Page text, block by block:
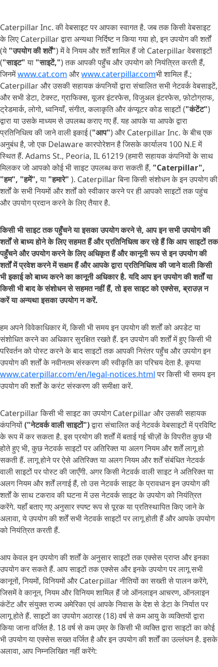
Caterpillar Inc. की वेबसाइट पर आपका स्वागत है. जब तक किसी वेबसाइट
के लिए Caterpillar द्वारा अन्यथा निर्दिष्ट न किया गया हो, इन उपयोग की शर्तों
(ये "उपयोग की शर्तें") में वे नियम और शर्तें शामिल हैं जो Caterpillar वेबसाइटों
("साइट"या "साइटें,") तक आपकी पहुँच और उपयोग को नियंत्रित करती हैं,
जिनमेंwww.cat.com औरwww.caterpillar.comभी शामिल हैं.;
Caterpillar और उसकी सहायक कंपनियों द्वारा संचालित सभी नेटवर्क वेबसाइटें,
और सभी डेटा, टेक्स्ट, ग्राफिक्स, यूजर इंटरफेस, विजुअल इंटरफेस, फ़ोटोग्राफ,
ट्रेडमार्क, लोगो, ध्वनियाँ, संगीत, कलाकृति और कंप्यूटर कोड साइटों ("कंटेंट")
द्वारा या उसके माध्यम से उपलब्ध कराए गए हैं. यह आपके या आपके द्वारा
प्रतिनिधित्व की जाने वाली इकाई ("आप") और Caterpillar Inc. के बीच एक
अनुबंध है, जो एक Delaware कारपोरेशन है जिसके कार्यालय 100 N.E में
स्थित हैं. Adams St., Peoria, IL 61219 (हमारी सहायक कंपनियों के साथ
मिलकर जो आपको कोई भी साइट उपलब्ध करा सकती हैं, "Caterpillar",
"हम", "हमें",या "हमारे" ). Caterpillar बिना किसी संशोधन के इन उपयोग की
शर्तों के सभी नियमों और शर्तों को स्वीकार करने पर ही आपको साइटों तक पहुंच
और उपयोग प्रदान करने के लिए तैयार है.
किसी भी साइट तक पहुँचने या इसका उपयोग करने से, आप इन सभी उपयोग की
शर्तों से बाध्य होने के लिए सहमत हैं और प्रतिनिधित्व कर रहे हैं कि आप साइटों तक
पहुँचने और उपयोग करने के लिए अधिकृत हैं और कानूनी रूप से इन उपयोग की
शर्तों में प्रवेश करने में सक्षम हैं और आपके द्वारा प्रतिनिधित्व की जाने वाली किसी
भी इकाई को बाध्य करने का कानूनी अधिकार है. यदि आप इन उपयोग की शर्तों या
किसी भी बाद के संशोधन से सहमत नहीं हैं, तो इस साइट को एक्सेस, ब्राउज़ न
करें या अन्यथा इसका उपयोग न करें.
हम अपने विवेकाधिकार में, किसी भी समय इन उपयोग की शर्तों को अपडेट या
संशोधित करने का अधिकार सुरक्षित रखते हैं. इन उपयोग की शर्तों में हुए किसी भी
परिवर्तन को पोस्ट करने के बाद साइटों तक आपकी निरंतर पहुँच और उपयोग इन
उपयोग की शर्तों के नवीनतम संस्करण की स्वीकृति का परिचय देता है. कृपया
www.caterpillar.com/en/legal-notices.htmlपर किसी भी समय इन
उपयोग की शर्तों के करंट संस्करण की समीक्षा करें.
Caterpillar किसी भी साइट का उपयोग Caterpillar और उसकी सहायक
कंपनियों("नेटवर्क वाली साइटों")द्वारा संचालित कई नेटवर्क वेबसाइटों में प्रविष्टि
के रूप में कर सकता है. इस प्रयोग की शर्तों में बताई गई चीज़ों के विपरीत कुछ भी
होते हुए भी, कुछ नेटवर्क साइटों पर अतिरिक्त या अलग नियम और शर्तें लागू हो
सकती हैं. लागू होने पर ऐसे अतिरिक्त या अलग नियम और शर्तें संबंधित नेटवर्क
वाली साइटों पर पोस्ट की जाएँगी. अगर किसी नेटवर्क वाली साइट ने अतिरिक्त या
अलग नियम और शर्तें लगाई हैं, तो उस नेटवर्क साइट के प्रावधान इन उपयोग की
शर्तों के साथ टकराव की घटना में उस नेटवर्क साइट के उपयोग को नियंत्रित
करेंगे. यहाँ बताए गए अनुसार स्पष्ट रूप से पूरक या प्रतिस्थापित किए जाने के
अलावा, ये उपयोग की शर्तें सभी नेटवर्क साइटों पर लागू होती हैं और आपके उपयोग
को नियंत्रित करती हैं.
आप केवल इन उपयोग की शर्तों के अनुसार साइटों तक एक्सेस प्राप्त और इनका
उपयोग कर सकते हैं. आप साइटों तक एक्सेस और इनके उपयोग पर लागू सभी
कानूनों, नियमों, विनियमों और Caterpillar नीतियों का सख्ती से पालन करेंगे,
जिसमें वे कानून, नियम और विनियम शामिल हैं जो ऑनलाइन आचरण, ऑनलाइन
कंटेंट और संयुक्त राज्य अमेरिका एवं आपके निवास के देश से डेटा के निर्यात पर
लागू होते हैं. साइटों का उपयोग अठारह (18) वर्ष से कम आयु के व्यक्तियों द्वारा
किया जाना वर्जित है. 18 वर्ष से कम उम्र के किसी भी व्यक्ति द्वारा साइटों का कोई
भी उपयोग या एक्सेस सख्त वर्जित है और इन उपयोग की शर्तों का उल्लंघन है. इसके
अलावा, आप निम्नलिखित नहीं करेंगे: